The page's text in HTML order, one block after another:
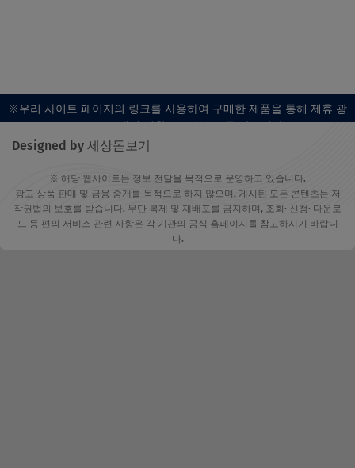
※우리 사이트 페이지의 링크를 사용하여 구매한 제품을 통해 제휴 광
고 프로그램의 일환으로 수수료를 받습니다.
Designed by 세상돋보기
※ 해당 웹사이트는 정보 전달을 목적으로 운영하고 있습니다.
광고 상품 판매 및 금융 중개를 목적으로 하지 않으며, 게시된 모든 콘텐츠는 저
작권법의 보호를 받습니다. 무단 복제 및 재배포를 금지하며, 조회· 신청· 다운로
드 등 편의 서비스 관련 사항은 각 기관의 공식 홈페이지를 참고하시기 바랍니
다.